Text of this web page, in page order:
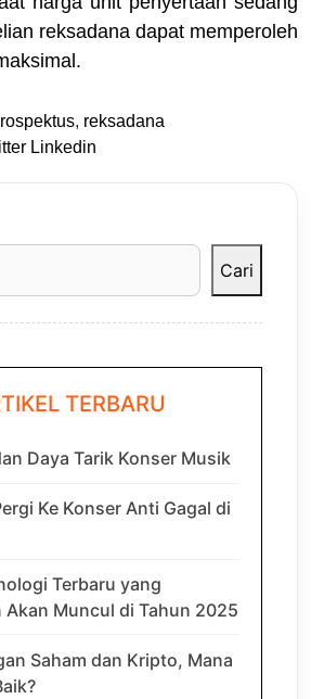
reksadana dapat memperoleh
, reksadana
Linkedin
Cari
TERBARU
Daya Tarik Konser Musik
Ke Konser Anti Gagal di
Terbaru yang
Akan Muncul di Tahun 2025
Saham dan Kripto, Mana